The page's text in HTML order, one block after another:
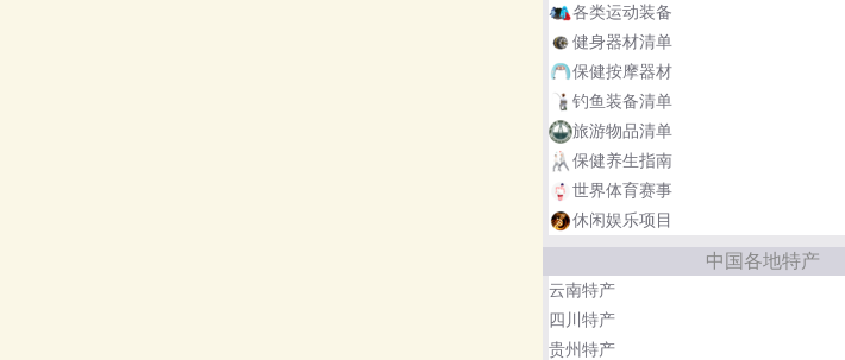
各类运动装备
健身器材清单
保健按摩器材
钓鱼装备清单
旅游物品清单
保健养生指南
世界体育赛事
休闲娱乐项目
中国各地特产
云南特产
四川特产
贵州特产